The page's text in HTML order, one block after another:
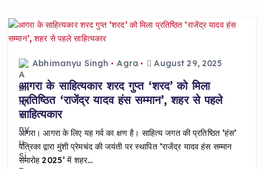
Abhimanyu Singh Agra August 29, 2025
आगरा के साहित्यकार शरद गुप्त ‘शरद’ को मिला
प्रतिष्ठित ‘राजेंद्र यादव हंस सम्मान’, शहर से पहले
साहित्यकार
आगरा। आगरा के लिए यह गर्व का क्षण है। साहित्य जगत की प्रतिष्ठित ‘हंस’
पत्रिका द्वारा मुंशी प्रेमचंद की जयंती पर स्थापित ‘राजेंद्र यादव हंस सम्मान
समारोह 2025’ में शहर…